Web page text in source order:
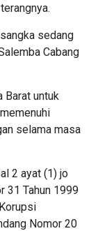
sedang
Cabang
Barat untuk
selama masa
2 ayat (1) jo
31 Tahun 1999
Nomor 20